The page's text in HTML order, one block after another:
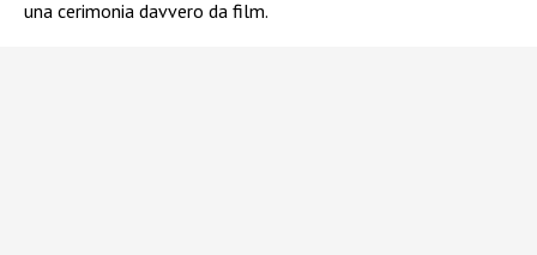
una cerimonia davvero da film.